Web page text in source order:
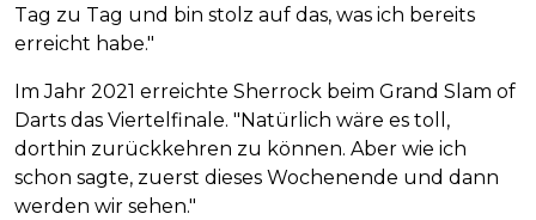
Tag zu Tag und bin stolz auf das, was ich bereits
erreicht habe."
Im Jahr 2021 erreichte Sherrock beim Grand Slam of
Darts das Viertelfinale. "Natürlich wäre es toll,
dorthin zurückkehren zu können. Aber wie ich
schon sagte, zuerst dieses Wochenende und dann
werden wir sehen."